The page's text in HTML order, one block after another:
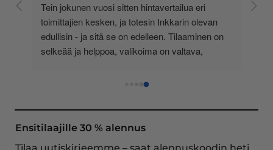
Tein jokunen vuosi sitten hintavertailua eri
toimittajien kesken, ja totesin Inkkarin olevan
edullisin - ja sitä se on edelleen. Tilaaminen on
selkeää ja helppoa, valikoima on valtava,
asiakaspalvelu todella ripeää (s-postin kautta) ja
oli noudettavissa postin lokerosta tänään!! En
näe mitään syytä vaihtaa toimittajaa. Kaikki on
Ensitilaajille 30 % alennus
Tilaa uutiskirjeemme – saat alennuskoodin heti